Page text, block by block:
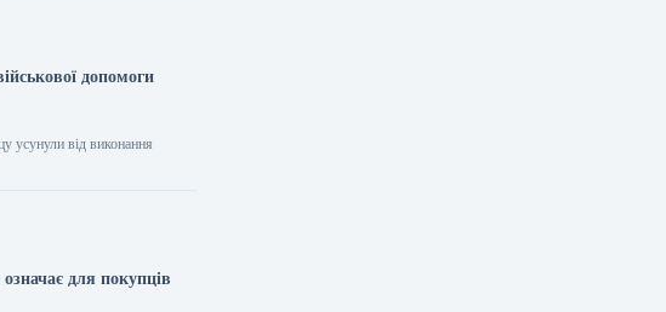
допомоги
усунули від виконання
для покупців